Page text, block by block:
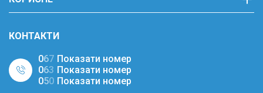
КОНТАКТИ
067 Показати номер
063 Показати номер
050 Показати номер